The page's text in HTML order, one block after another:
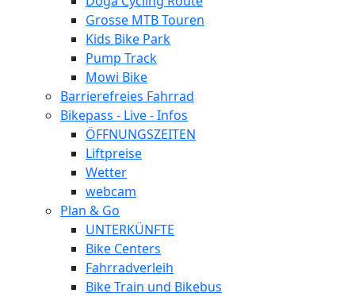
Grosse MTB Touren
Kids Bike Park
Pump Track
Mowi Bike
Barrierefreies Fahrrad
Bikepass - Live - Infos
ÖFFNUNGSZEITEN
Liftpreise
Wetter
webcam
Plan & Go
UNTERKÜNFTE
Bike Centers
Fahrradverleih
Bike Train und Bikebus